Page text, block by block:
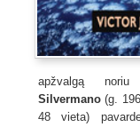
apžvalgą
Silvermano(g.
48 vieta)